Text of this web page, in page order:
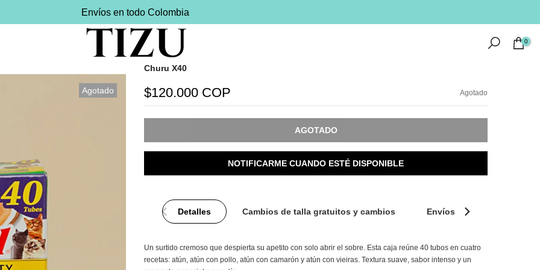
Envíos en todo Colombia
0
Agotado
Churu X40
$120.000 COP Agotado
AGOTADO
NOTIFICARME CUANDO ESTÉ DISPONIBLE
Detalles Cambios de talla gratuitos y cambios Envíos
Un surtido cremoso que despierta su apetito con solo abrir el sobre. Esta caja reúne 40 tubos en cuatro
recetas: atún, atún con pollo, atún con camarón y atún con vieiras. Textura suave, sabor intenso y un